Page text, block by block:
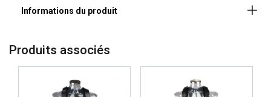
Produits associés